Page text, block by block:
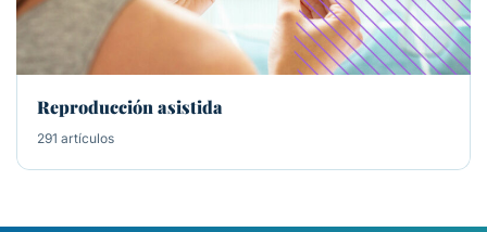
Reproducción asistida
291 artículos